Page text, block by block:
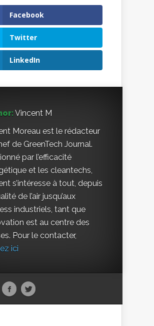
Facebook
Twitter
LinkedIn
Vincent M
Moreau est le rédacteur
de GreenTech Journal.
par l’efficacité
et les cleantechs,
s’intéresse à tout, depuis
de l’air jusqu’aux
industriels, tant que
est au centre des
Pour le contacter,
ici